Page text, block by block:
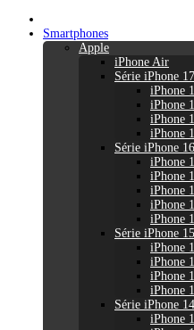
Smartphones
Apple
iPhone Air
Série iPhone 17
iPhone
iPhone
iPhone
iPhone
Série iPhone 16
iPhone
iPhone
iPhone
iPhone
iPhone
Série iPhone 15
iPhone
iPhone
iPhone
iPhone
Série iPhone 14
iPhone